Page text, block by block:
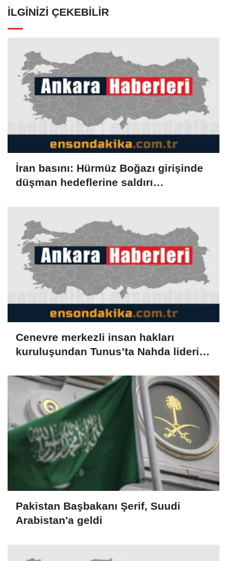
İLGINIZI ÇEKEBILIR
İran basını: Hürmüz Boğazı girişinde
düşman hedeflerine saldırı
Cenevre merkezli insan hakları
kuruluşundan Tunus’ta Nahda lideri
çağrısı
Pakistan Başbakanı Şerif, Suudi
Arabistan'a geldi